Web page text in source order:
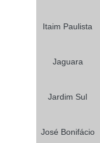
Itaim Paulista
Jaguara
Jardim Sul
José Bonifácio